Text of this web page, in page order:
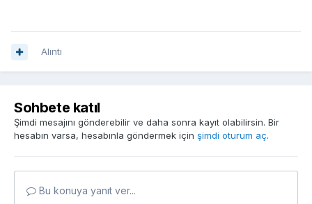
Alıntı
Sohbete katıl
Şimdi mesajını gönderebilir ve daha sonra kayıt olabilirsin. Bir
hesabın varsa, hesabınla göndermek için şimdi oturum aç.
Bu konuya yanıt ver...